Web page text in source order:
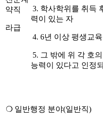
약직
라급
3. 학사학위를 취득
력이 있는 자
4. 6년 이상 평생교
5. 그 밖에 위 각 호
능력이 있다고 인정
❍ 일반행정 분야(일반직)